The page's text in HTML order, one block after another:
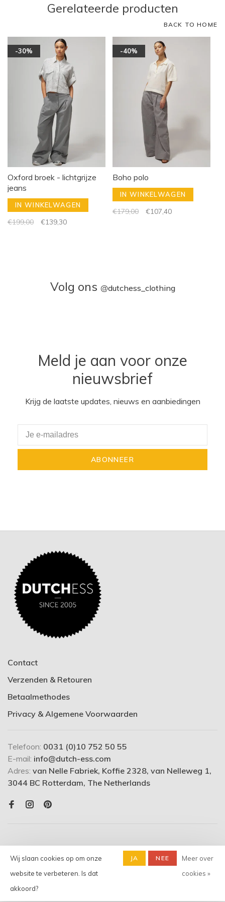
Gerelateerde producten
BACK TO HOME
-30%
Oxford broek - lichtgrijze
jeans
IN WINKELWAGEN
€199,00 €139,30
-40%
Boho polo
IN WINKELWAGEN
€179,00 €107,40
Volg ons @dutchess_clothing
Meld je aan voor onze
nieuwsbrief
Krijg de laatste updates, nieuws en aanbiedingen
ABONNEER
Contact
Verzenden & Retouren
Betaalmethodes
Privacy & Algemene Voorwaarden
Telefoon: 0031 (0)10 752 50 55
E-mail: info@dutch-ess.com
Adres: van Nelle Fabriek, Koffie 2328, van Nelleweg 1,
3044 BC Rotterdam, The Netherlands
© Copyright 2026 dutch-ess.com
Theme by
Wij slaan cookies op om onze
website te verbeteren. Is dat
akkoord?
JA NEE
Meer over
cookies »